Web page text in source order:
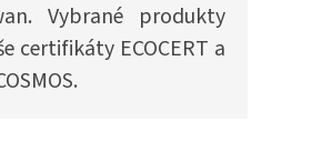
Vybrané produkty
certifikáty ECOCERT a